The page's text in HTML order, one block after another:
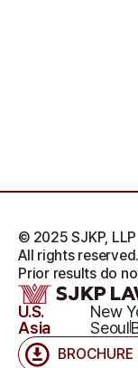
BROCHURE
U.S. New
Asia
Seoul
© 2025 SJKP, LLP
All rights
Prior results do